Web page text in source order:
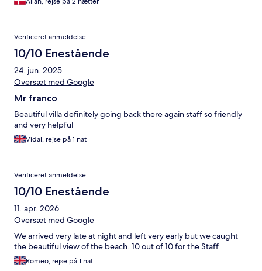
Verificeret anmeldelse
10/10 Enestående
24. jun. 2025
Oversæt med Google
Mr franco
Beautiful villa definitely going back there again staff so friendly
and very helpful
Vidal, rejse på 1 nat
Verificeret anmeldelse
10/10 Enestående
11. apr. 2026
Oversæt med Google
We arrived very late at night and left very early but we caught
the beautiful view of the beach. 10 out of 10 for the Staff.
Romeo, rejse på 1 nat